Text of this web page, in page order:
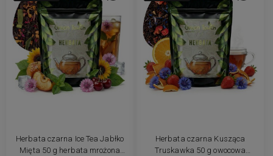
Herbata czarna Ice Tea Jabłko
Mięta 50 g herbata mrożona
Herbata czarna Kusząca
Truskawka 50 g owocowa